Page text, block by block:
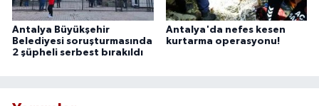
Antalya Büyükşehir
Belediyesi soruşturmasında
2 şüpheli serbest bırakıldı
Antalya'da nefes kesen
kurtarma operasyonu!